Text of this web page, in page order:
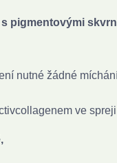
pigmentovými
nutné žádné
ve